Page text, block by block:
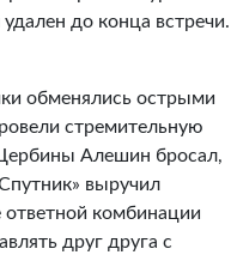
до конца встречи.
обменялись острыми
стремительную
Алешин бросал,
выручил
комбинации
друг друга с